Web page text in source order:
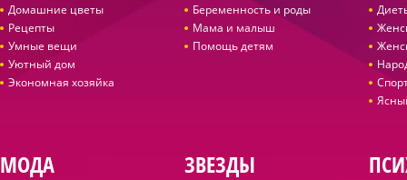
Домашние цветы
Рецепты
Умные вещи
Уютный дом
Экономная хозяйка
Беременность и роды
Мама и малыш
Помощь детям
МОДА ЗВЕЗДЫ